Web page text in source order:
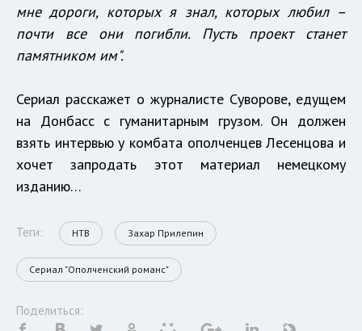
мне дороги, которых я знал, которых любил –
почти все они погибли. Пусть проект станет
памятником им".
Сериал расскажет о журналисте Суворове, едущем
на Донбасс с гуманитарным грузом. Он должен
взять интервью у комбата ополченцев Лесенцова и
хочет запродать этот материал немецкому
изданию…
Теги: НТВ Захар Прилепин
Сериал "Ополченский романс"
Поделиться: